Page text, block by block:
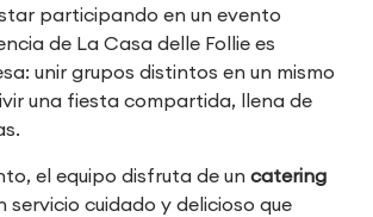
participando en un evento
de La Casa delle Follie es
unir grupos distintos en un mismo
una fiesta compartida, llena de
el equipo disfruta de un catering
servicio cuidado y delicioso que